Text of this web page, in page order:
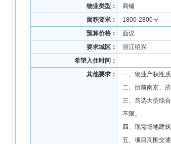
物业类型：
商铺
面积要求：
1800-2800㎡
预算价格：
面议
要求城区：
浙江绍兴
希望入住时间：
其他要求：
一、物业产权性质
二、目前南京、
三、首选大型综
不限。
四、现需场地建
五、项目周围交